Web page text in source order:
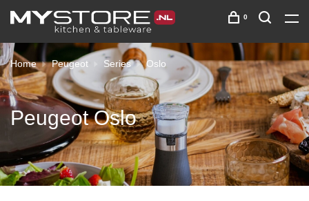
0
Home Peugeot Series Oslo
Peugeot Oslo